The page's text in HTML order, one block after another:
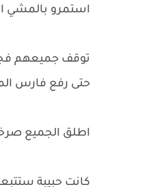
استمرو بالمشي
توقف جميعهم
حتى رفع فارس
اطلق الجميع
كانت حبيبة